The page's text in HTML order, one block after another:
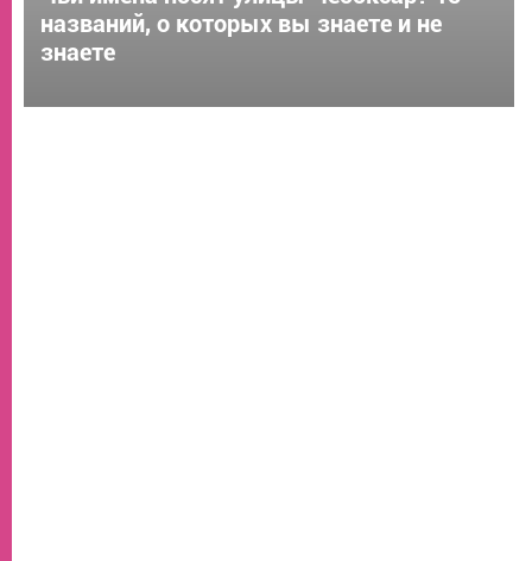
названий, о которых вы знаете и не
знаете